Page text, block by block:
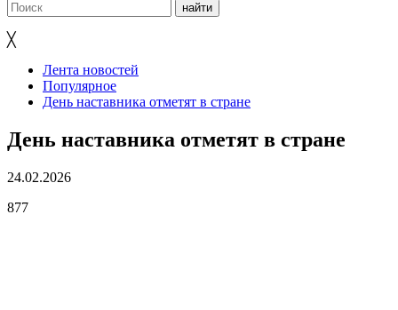
╳
Лента новостей
Популярное
День наставника отметят в стране
День наставника отметят в стране
24.02.2026
877